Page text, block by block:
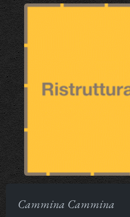
Cammina Cammina